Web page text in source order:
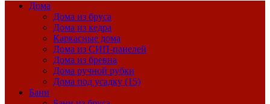
Дома
Дома из бруса
Дома из кедра
Каркасные дома
Дома из СИП-панелей
Дома из бревна
Дома ручной рубки
Дома под усадку (15)
Бани